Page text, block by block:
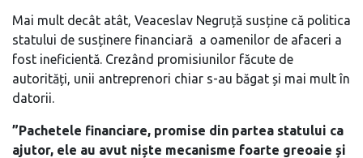
Mai mult decât atât, Veaceslav Negruță susține că politica
statului de susținere financiară a oamenilor de afaceri a
fost ineficientă. Crezând promisiunilor făcute de
autorități, unii antreprenori chiar s-au băgat și mai mult în
datorii.
”Pachetele financiare, promise din partea statului ca
ajutor, ele au avut niște mecanisme foarte greoaie și